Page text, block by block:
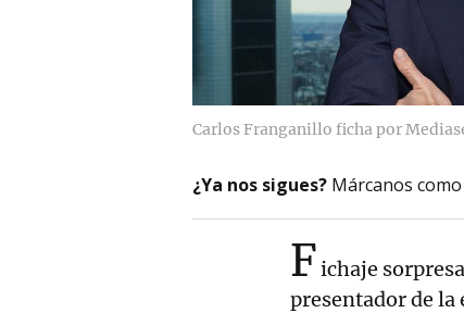
Carlos Franganillo ficha por
¿Ya nos sigues? Márcanos
Fichaje
presentador de